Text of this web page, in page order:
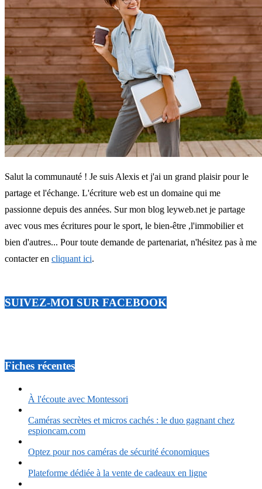
Salut la communauté ! Je suis Alexis et j'ai un grand plaisir pour le
partage et l'échange. L'écriture web est un domaine qui me
passionne depuis des années. Sur mon blog leyweb.net je partage
avec vous mes écritures pour le sport, le bien-être ,l'immobilier et
bien d'autres... Pour toute demande de partenariat, n'hésitez pas à me
contacter en cliquant ici.
SUIVEZ-MOI SUR FACEBOOK
Fiches récentes
À l'écoute avec Montessori
Caméras secrètes et micros cachés : le duo gagnant chez
espioncam.com
Optez pour nos caméras de sécurité économiques
Plateforme dédiée à la vente de cadeaux en ligne